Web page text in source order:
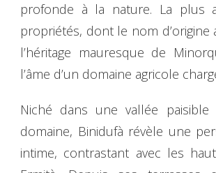
profonde à la nature. La plus
propriétés, dont le nom d’origine
l’héritage mauresque de
l’âme d’un domaine agricole
Niché dans une vallée
domaine, Binidufà révèle une
intime, contrastant avec les